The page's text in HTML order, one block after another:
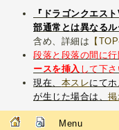
『ドラゴンクエス
部通常とは異なるル
含め、詳細は 【
段落と段落の間に行
ースを挿入 して下
現在、 本スレにて
が生じた場合は、掲
Menu